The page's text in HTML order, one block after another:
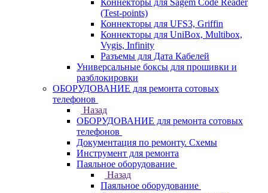
Коннекторы для Sagem Code Reader
(Test-points)
Коннекторы для UFS3, Griffin
Коннекторы для UniBox, Multibox,
Vygis, Infinity
Разъемы для Дата Кабелей
Универсальные боксы для прошивки и
разблокировки
ОБОРУДОВАНИЕ для ремонта сотовых
телефонов
Назад
ОБОРУДОВАНИЕ для ремонта сотовых
телефонов
Документация по ремонту. Схемы
Инструмент для ремонта
Паяльное оборудование
Назад
Паяльное оборудование